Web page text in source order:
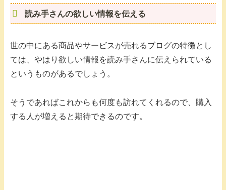
読み手さんの欲しい情報を伝える
世の中にある商品やサービスが売れるブログの特徴とし
ては、やはり欲しい情報を読み手さんに伝えられている
というものがあるでしょう。
そうであればこれからも何度も訪れてくれるので、購入
する人が増えると期待できるのです。